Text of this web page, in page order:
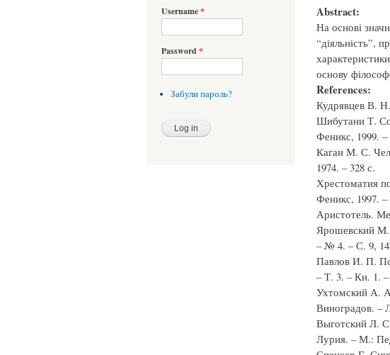
Username*
Password *
Забули пароль?
Abstract:
На основі
“діяльність”,
основу
References:
Кудрявцев В.
Шибутани Т.
Феникс, 1999.
Каган М. С.
1974. – 328 с.
Хрестоматия
Феникс, 1997. –
Аристотель.
Ярошевский М.
– № 4. – С. 9,
Павлов И. П.
– Т. 3. – Кн. 1.
Ухтомский А.
Виноградов. –
Выготский Л.
Лурия. – М.: